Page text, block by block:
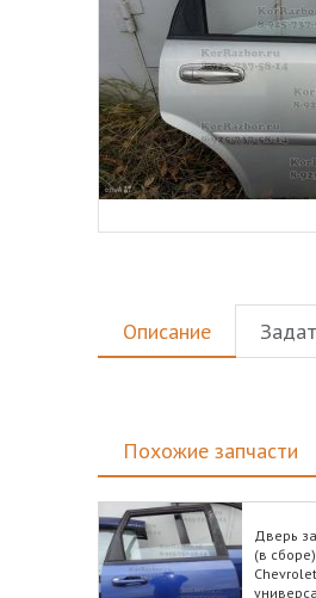
Описание
Похожие запчасти
Дверь
(в